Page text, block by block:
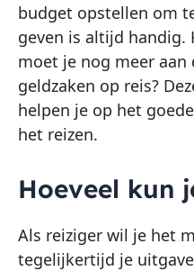
budget opstellen om
geven is altijd handig.
moet je nog meer
geldzaken op reis?
helpen je op het
het reizen.
Hoeveel kun
Als reiziger wil je het
tegelijkertijd je